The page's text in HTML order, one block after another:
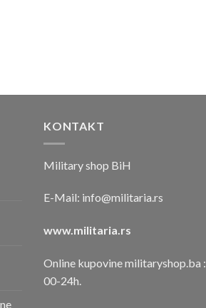
KONTAKT
Military shop BiH
E-Mail: info@militaria.rs
www.militaria.rs
Online kupovine militaryshop.ba :
00-24h.